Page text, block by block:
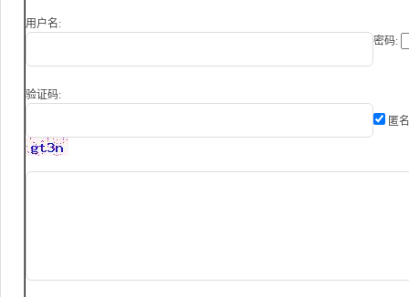
用户名:
密码:
验证码:
匿